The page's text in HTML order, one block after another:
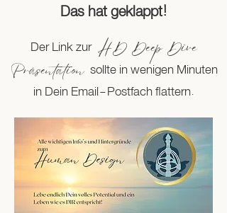
Das hat geklappt!
Der Link zur HD Deep Dive
Präsentation sollte in wenigen Minuten
in Dein Email-Postfach flattern.